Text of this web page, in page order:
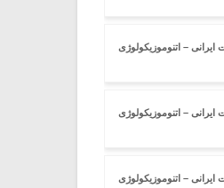
ایرانی – اتنوموزیکولوژی
ایرانی – اتنوموزیکولوژی
ایرانی – اتنوموزیکولوژی